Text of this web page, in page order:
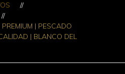
| PESCADO
| BLANCO DEL